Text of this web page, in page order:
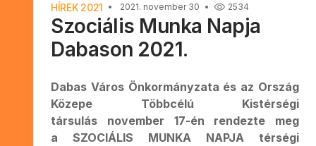
HÍREK 2021 2021. november 30 2534
Szociális Munka Napja
Dabason 2021.
Dabas Város Önkormányzata és az Ország
Közepe Többcélú Kistérségi
társulás november 17-én rendezte meg
a SZOCIÁLIS MUNKA NAPJA térségi